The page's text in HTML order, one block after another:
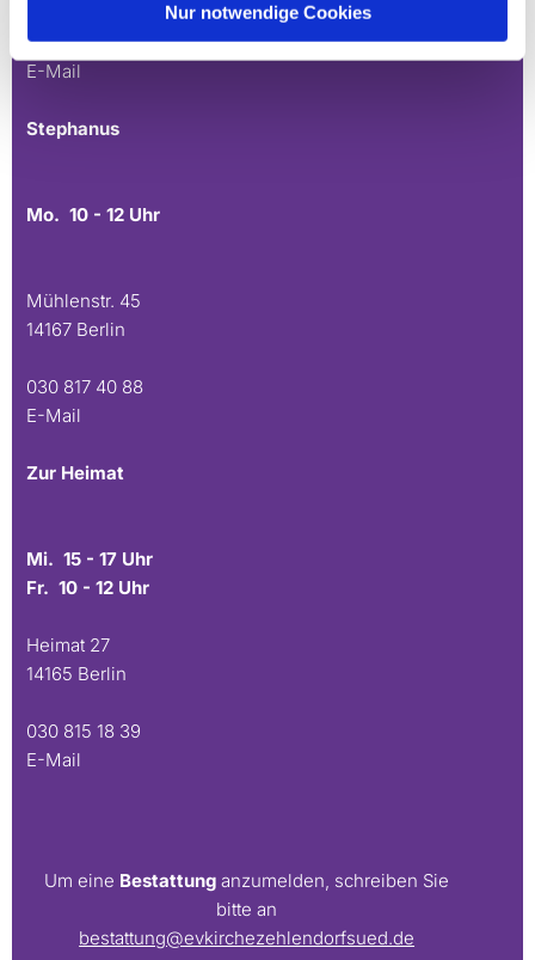
Nur notwendige Cookies
030 815 45 54
E-Mail
Stephanus
Mo. 10 - 12 Uhr
Mühlenstr. 45
14167 Berlin
030 817 40 88
E-Mail
Zur Heimat
Mi. 15 - 17 Uhr
Fr. 10 - 12 Uhr
Heimat 27
14165 Berlin
030 815 18 39
E-Mail
Um eine Bestattung anzumelden, schreiben Sie
bitte an
bestattung@evkirchezehlendorfsued.de